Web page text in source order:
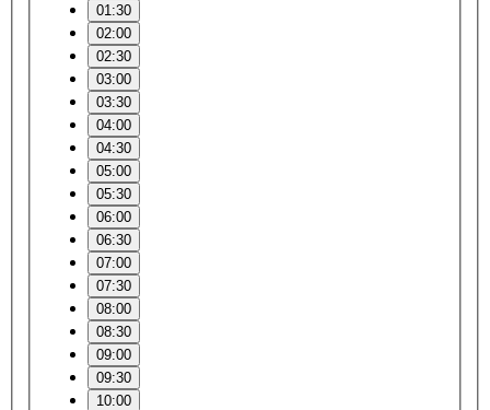
01:30
02:00
02:30
03:00
03:30
04:00
04:30
05:00
05:30
06:00
06:30
07:00
07:30
08:00
08:30
09:00
09:30
10:00